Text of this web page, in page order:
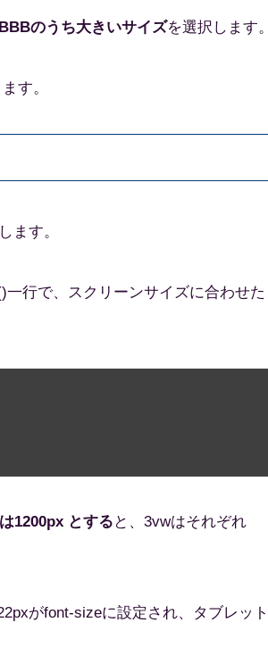
のうち大きいサイズを選択します
す。
ます。
一行で、スクリーンサイズに合わせた
1200px とする と、3vwはそれぞれ
がfont-sizeに設定され、タブレット